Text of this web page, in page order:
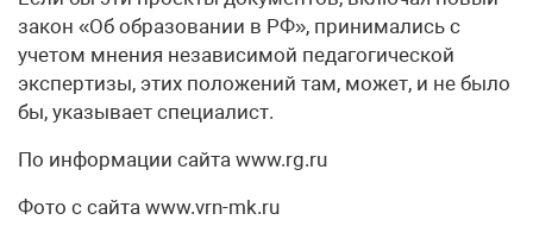
закон «Об образовании в РФ», принимались с
учетом мнения независимой педагогической
экспертизы, этих положений там, может, и не было
бы, указывает специалист.
По информации сайта www.rg.ru
Фото с сайта www.vrn-mk.ru